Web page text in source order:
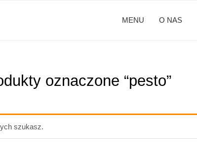
MENU O NAS
oznaczone “pesto”
szukasz.